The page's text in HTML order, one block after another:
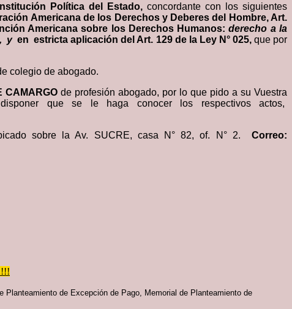
Política del Estado,concordante con los siguientes
Americana de los Derechos y Deberes del Hombre, Art.
Americana sobre los Derechos Humanos:derecho a la
yen estricta aplicación del Art. 129 de la Ley N° 025, que por
colegio de abogado.
CAMARGO de profesión abogado, por lo que pido a su Vuestra
y disponer que se le haga conocer los respectivos actos,
sobre la Av. SUCRE, casa N° 82, of. N° 2.Correo:
Planteamiento de Excepción de Pago, Memorial de Planteamiento de